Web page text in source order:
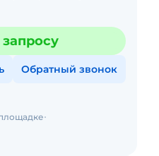
Обратный звонок
площадке